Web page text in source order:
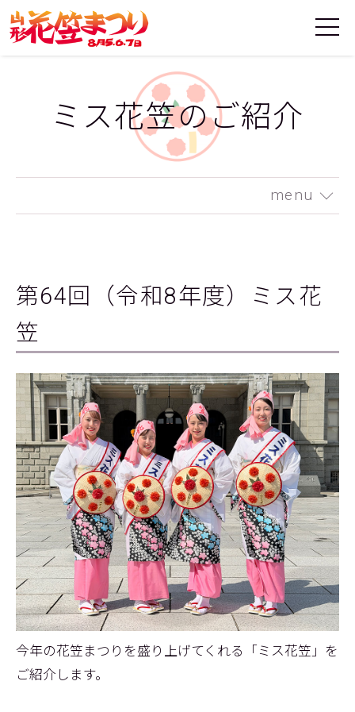
ミス花笠のご紹介
menu
第64回（令和8年度）ミス花
笠
今年の花笠まつりを盛り上げてくれる「ミス花笠」を
ご紹介します。